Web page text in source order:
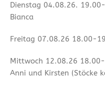
Dienstag 04.08.26.
Bianca
Freitag 07.08.26 18.00-
Mittwoch 12.08.26
Anni und Kirsten (Stöcke